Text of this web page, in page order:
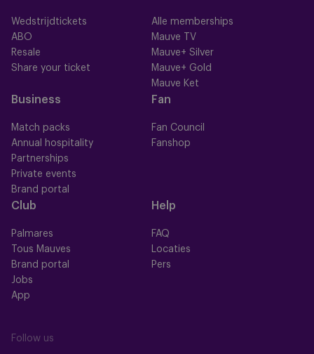
Wedstrijdtickets
ABO
Resale
Share your ticket
Alle memberships
Mauve TV
Mauve+ Silver
Mauve+ Gold
Mauve Ket
Business
Match packs
Annual hospitality
Partnerships
Private events
Brand portal
Fan
Fan Council
Fanshop
Club
Palmares
Tous Mauves
Brand portal
Jobs
App
Help
FAQ
Locaties
Pers
Follow us